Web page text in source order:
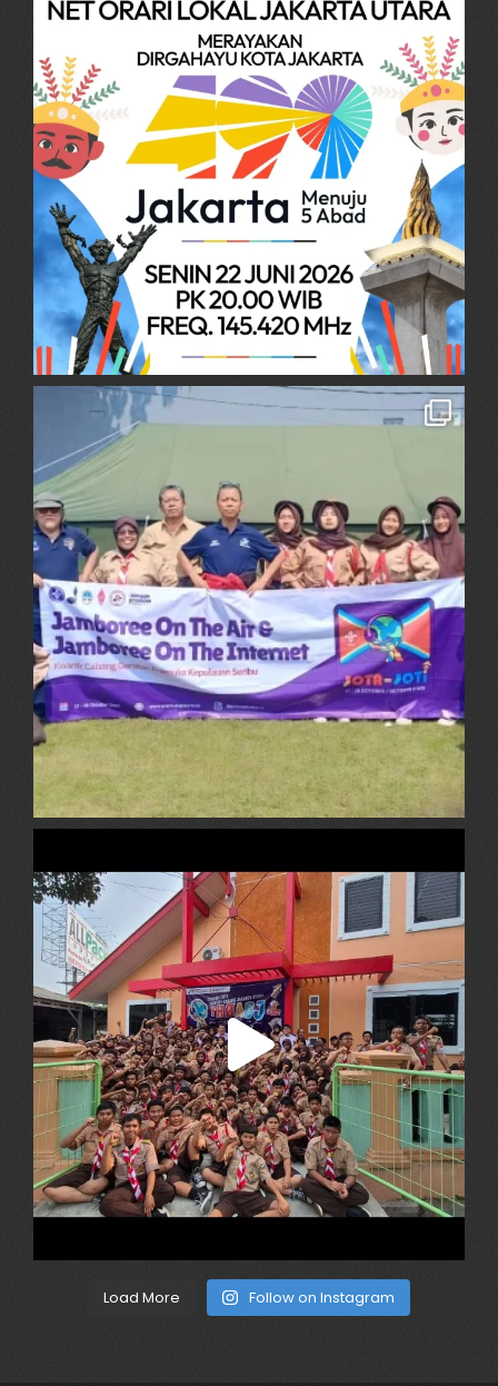
Load More Follow on Instagram